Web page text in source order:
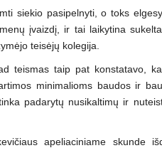
siekio pasipelnyti, o toks
įvaizdį, ir tai laikytina
teisėjų kolegija.
teismas taip pat konstatavo,
minimalioms baudos ir
padarytų nusikaltimų ir
apeliaciniame skunde